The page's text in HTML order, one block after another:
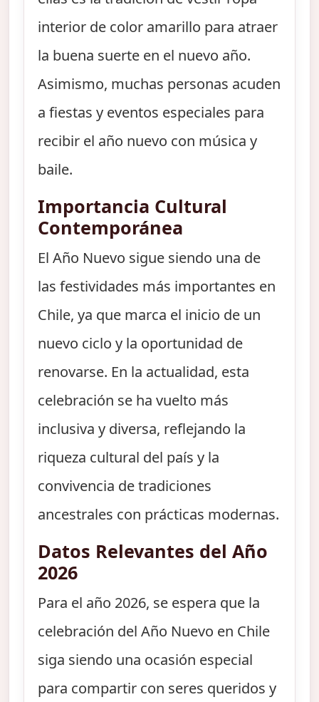
interior de color amarillo para atraer
la buena suerte en el nuevo año.
Asimismo, muchas personas acuden
a fiestas y eventos especiales para
recibir el año nuevo con música y
baile.
Importancia Cultural
Contemporánea
El Año Nuevo sigue siendo una de
las festividades más importantes en
Chile, ya que marca el inicio de un
nuevo ciclo y la oportunidad de
renovarse. En la actualidad, esta
celebración se ha vuelto más
inclusiva y diversa, reflejando la
riqueza cultural del país y la
convivencia de tradiciones
ancestrales con prácticas modernas.
Datos Relevantes del Año
2026
Para el año 2026, se espera que la
celebración del Año Nuevo en Chile
siga siendo una ocasión especial
para compartir con seres queridos y